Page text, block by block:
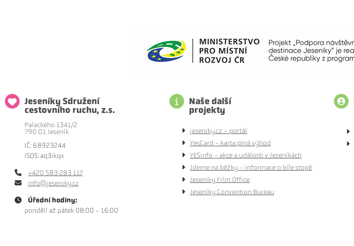
Jeseníky Sdružení
cestovního ruchu, z.s.
Palackého 1341/2
790 01 Jeseník
IČ: 68923244
ISDS: aq3ikqx
+420 583 283 117
info@jeseniky.cz
Úřední hodiny:
pondělí až pátek 08:00 - 16:00
Naše další
projekty
jeseniky.cz - portál
YesCard - karta plná výhod
YESinfo - akce a události v Jeseníkách
Jdeme na běžky - informace o bíle stopě
Jeseníky Film Office
Jeseníky Convention Bureau